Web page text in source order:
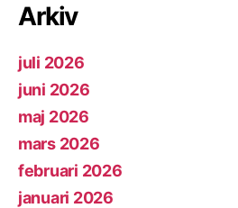
Arkiv
juli 2026
juni 2026
maj 2026
mars 2026
februari 2026
januari 2026